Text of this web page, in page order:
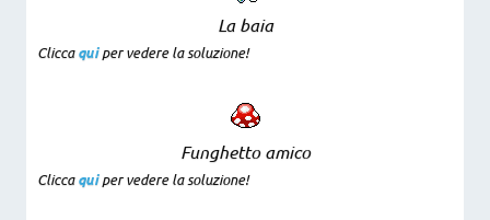
La baia
Cliccaquiper vedere la soluzione!
Funghetto amico
Cliccaquiper vedere la soluzione!